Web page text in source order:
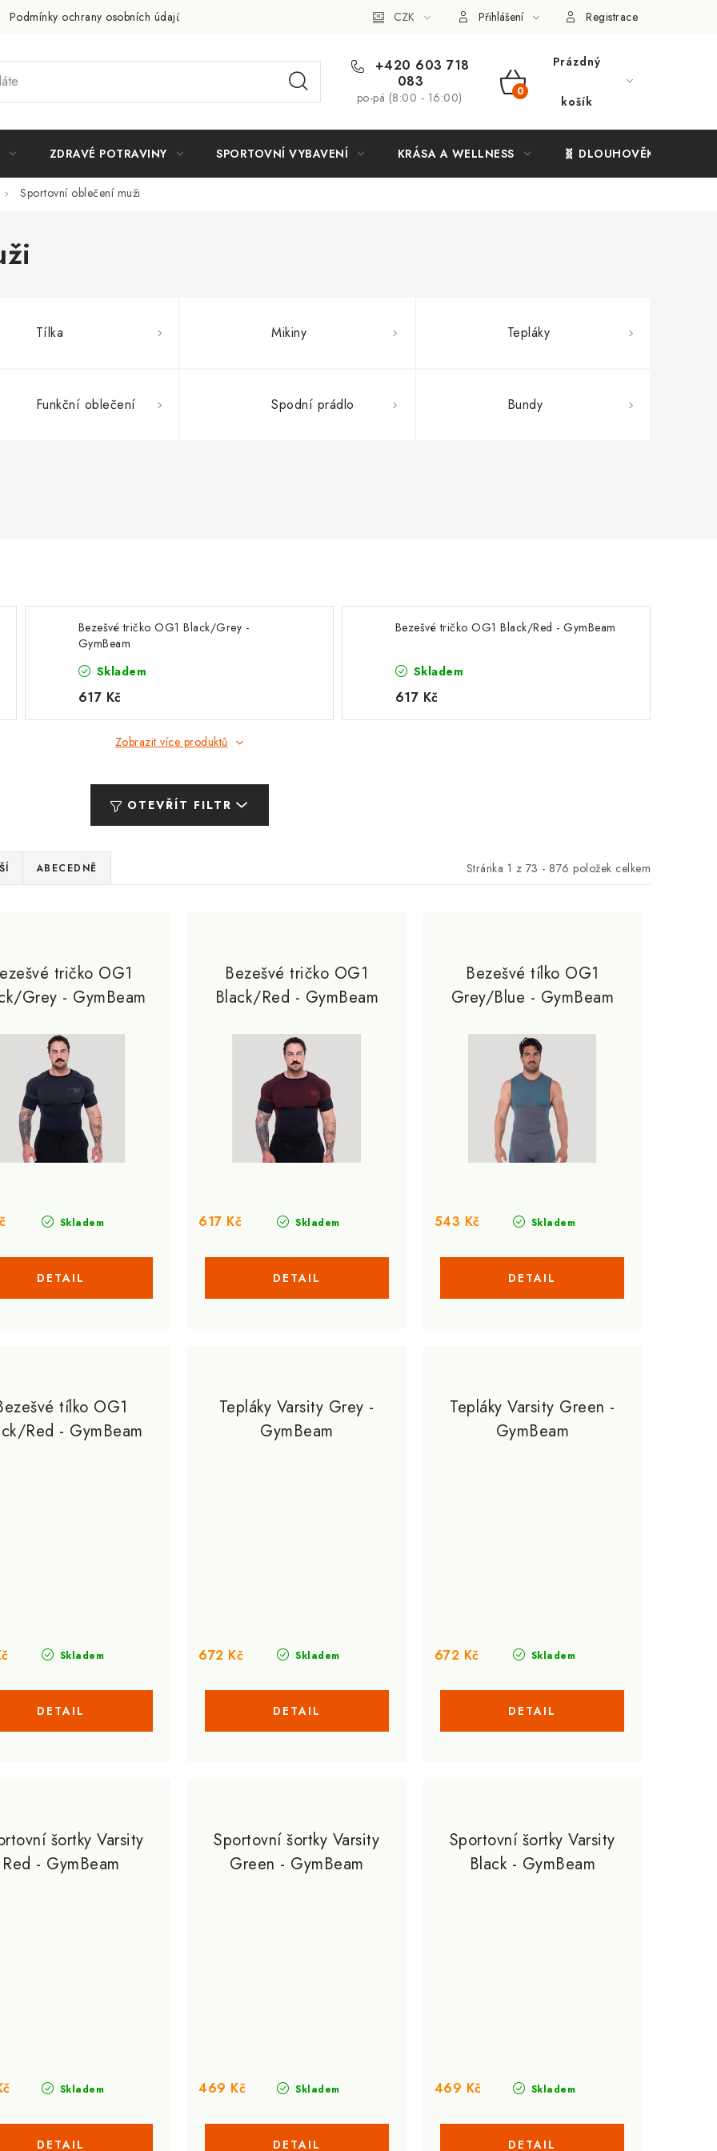
Podmínky ochrany osobních údajů Slevový systém Vše o nákupu
CZK Přihlášení Registrace
+420 603 718
083
po-pá (8:00 - 16:00)
NÁKUPNÍ
Prázdný
košík
ZDRAVÉ POTRAVINY SPORTOVNÍ VYBAVENÍ KRÁSA A WELLNESS 🧬 DLOUHOVĚKOST
Sportovní oblečení muži
Tílka Mikiny Tepláky
Funkční oblečení Spodní prádlo Bundy
Bezešvé tričko OG1 Black/Grey -
GymBeam
Skladem
617 Kč
Bezešvé tričko OG1 Black/Red - GymBeam
Skladem
617 Kč
Zobrazit více produktů
OTEVŘÍT FILTR
Stránka 1 z 73 - 876 položek celkem
ABECEDNĚ
tričko OG1
Grey - GymBeam
Skladem
Bezešvé tričko OG1
Black/Red - GymBeam
Skladem
617 Kč
Bezešvé tílko OG1
Grey/Blue - GymBeam
Skladem
543 Kč
tílko OG1
Red - GymBeam
Skladem
Tepláky Varsity Grey -
GymBeam
Skladem
672 Kč
Tepláky Varsity Green -
GymBeam
Skladem
672 Kč
šortky Varsity
Red - GymBeam
Skladem
Sportovní šortky Varsity
Green - GymBeam
Skladem
469 Kč
Sportovní šortky Varsity
Black - GymBeam
Skladem
469 Kč